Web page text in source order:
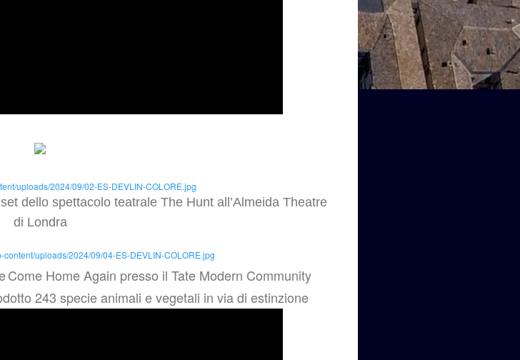
uploads/2024/09/02-ES-DEVLIN-COLORE.jpg
dello spettacolo teatrale The Hunt all’Almeida Theatre
di Londra
content/uploads/2024/09/04-ES-DEVLIN-COLORE.jpg
Come Home Again presso il Tate Modern Community
243 specie animali e vegetali in via di estinzione